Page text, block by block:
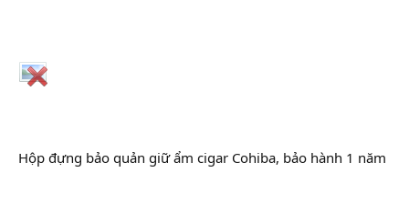
Hộp đựng bảo quản giữ ẩm cigar Cohiba, bảo hành 1 năm